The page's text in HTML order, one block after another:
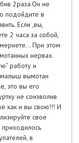
2раза.Он не
подойдите в
Если ,вы,
2 часа за собой,
При этом
нервах.
работу и
малыш вымотан
это вы его
не соизволив
как и вы свою!!! И
свое
в